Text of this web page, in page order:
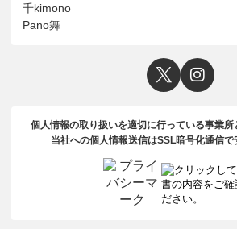
千kimono
Pano舞
個人情報の取り扱いを適切に行っている事業所
当社への個人情報送信はSSL暗号化通信で